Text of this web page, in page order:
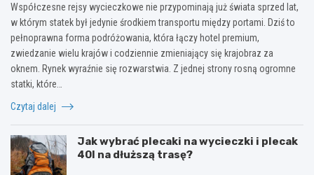
Współczesne rejsy wycieczkowe nie przypominają już świata sprzed lat,
w którym statek był jedynie środkiem transportu między portami. Dziś to
pełnoprawna forma podróżowania, która łączy hotel premium,
zwiedzanie wielu krajów i codziennie zmieniający się krajobraz za
oknem. Rynek wyraźnie się rozwarstwia. Z jednej strony rosną ogromne
statki, które…
Czytaj dalej
Jak wybrać plecaki na wycieczki i plecak
40l na dłuższą trasę?